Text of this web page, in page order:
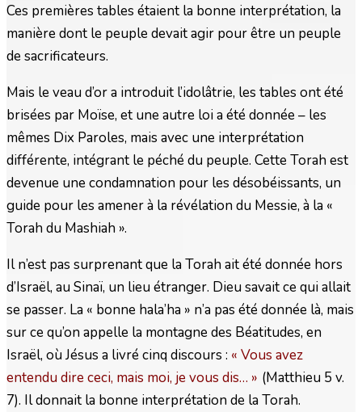
Ces premières tables étaient la bonne interprétation, la
manière dont le peuple devait agir pour être un peuple
de sacrificateurs.
Mais le veau d’or a introduit l’idolâtrie, les tables ont été
brisées par Moïse, et une autre loi a été donnée – les
mêmes Dix Paroles, mais avec une interprétation
différente, intégrant le péché du peuple. Cette Torah est
devenue une condamnation pour les désobéissants, un
guide pour les amener à la révélation du Messie, à la «
Torah du Mashiah ».
Il n’est pas surprenant que la Torah ait été donnée hors
d’Israël, au Sinaï, un lieu étranger. Dieu savait ce qui allait
se passer. La « bonne hala’ha » n’a pas été donnée là, mais
sur ce qu’on appelle la montagne des Béatitudes, en
Israël, où Jésus a livré cinq discours : « Vous avez
entendu dire ceci, mais moi, je vous dis… » (Matthieu 5 v.
7). Il donnait la bonne interprétation de la Torah.